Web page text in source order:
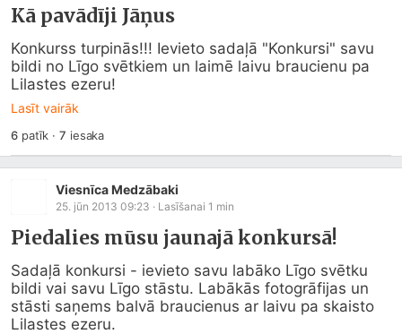
Kā pavādīji Jāņus
Konkurss turpinās!!! Ievieto sadaļā "Konkursi" savu
bildi no Līgo svētkiem un laimē laivu braucienu pa
Lilastes ezeru!
Lasīt vairāk
6patīk ·7 iesaka
Viesnīca Medzābaki
25. jūn 2013 09:23 · Lasīšanai 1 min
Piedalies mūsu jaunajā konkursā!
Sadaļā konkursi - ievieto savu labāko Līgo svētku
bildi vai savu Līgo stāstu. Labākās fotogrāfijas un
stāsti saņems balvā braucienus ar laivu pa skaisto
Lilastes ezeru.